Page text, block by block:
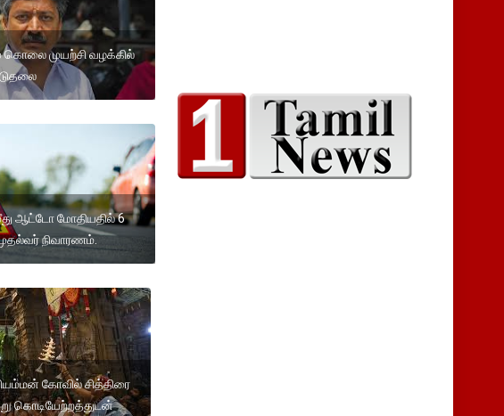
கொலை முயற்சி வழக்கில்
மீது ஆட்டோ மோதியதில் 6
முதல்வர் நிவாரணம்.
கோவில் சித்திரை
கொடியேற்றத்துடன்